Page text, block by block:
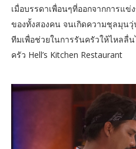
เมื่อบรรดาเพื่อนๆที่ออกจากการแ
ของทั้งสองคน จนเกิดความชุลมุน
ทีมเพื่อช่วยในการรันครัวให้ไหลลื่น
ครัว Hell’s Kitchen Restaurant